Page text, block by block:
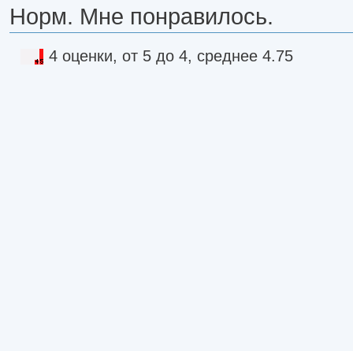
Норм. Мне понравилось.
4 оценки, от 5 до 4, среднее 4.75